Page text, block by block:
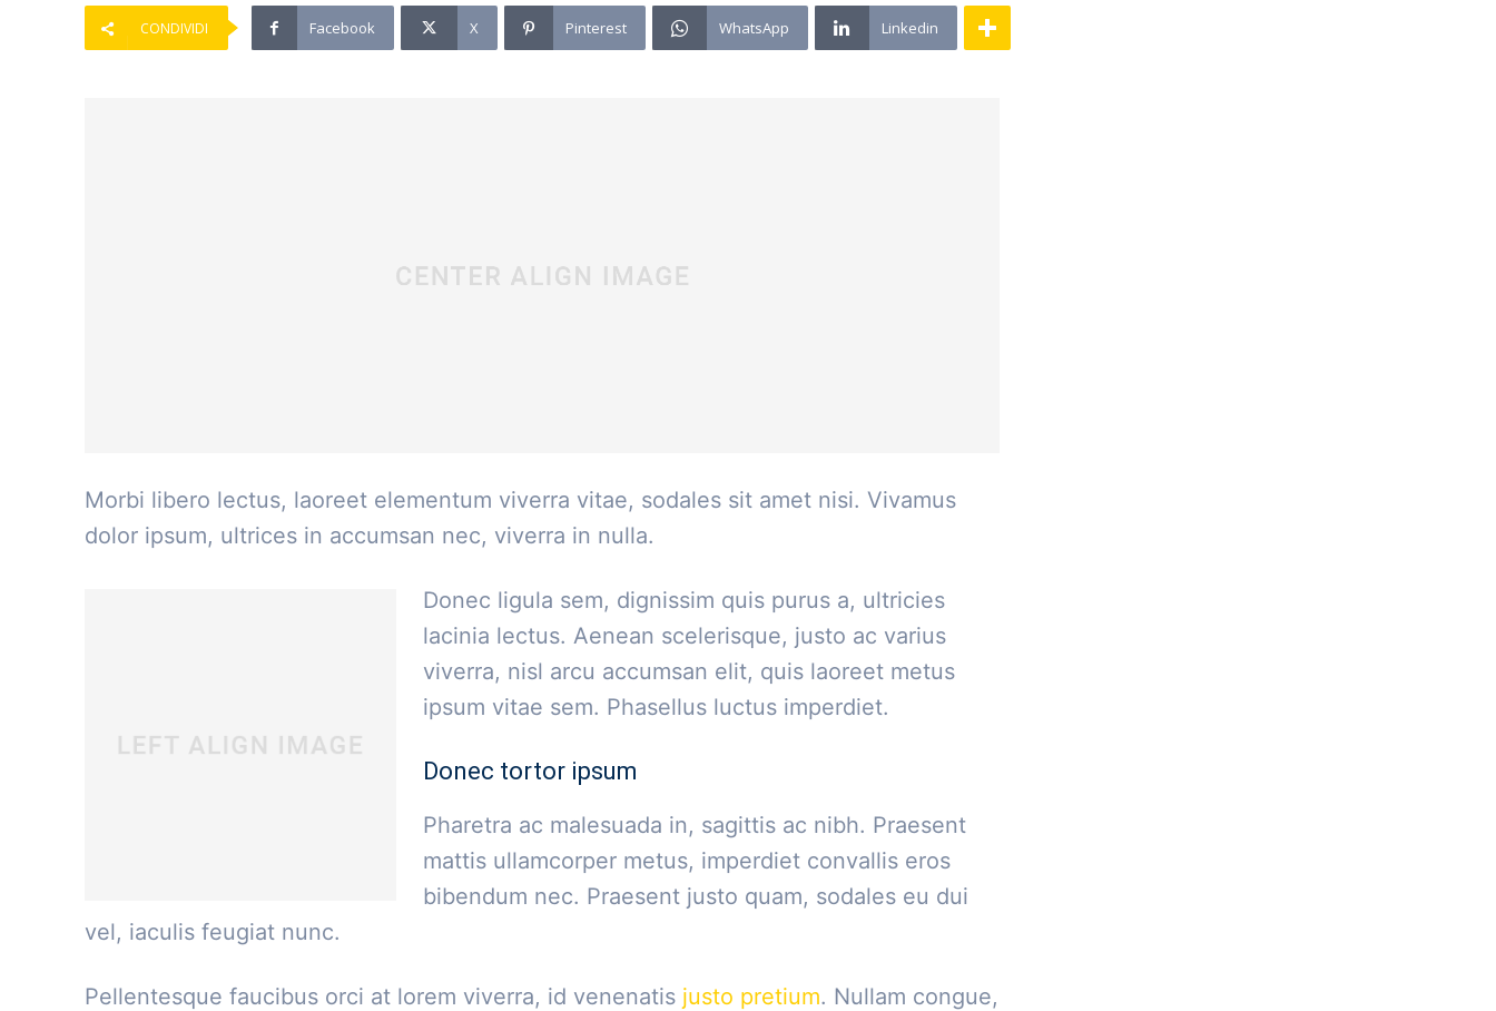
CONDIVIDI Facebook X Pinterest WhatsApp Linkedin
Morbi libero lectus, laoreet elementum viverra vitae, sodales sit amet nisi. Vivamus
dolor ipsum, ultrices in accumsan nec, viverra in nulla.
Donec ligula sem, dignissim quis purus a, ultricies
lacinia lectus. Aenean scelerisque, justo ac varius
viverra, nisl arcu accumsan elit, quis laoreet metus
ipsum vitae sem. Phasellus luctus imperdiet.
Donec tortor ipsum
Pharetra ac malesuada in, sagittis ac nibh. Praesent
mattis ullamcorper metus, imperdiet convallis eros
bibendum nec. Praesent justo quam, sodales eu dui
vel, iaculis feugiat nunc.
Pellentesque faucibus orci at lorem viverra, id venenatis justo pretium. Nullam congue,